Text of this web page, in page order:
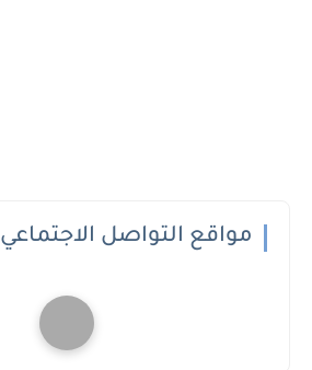
مواقع التواصل الاجتماعي